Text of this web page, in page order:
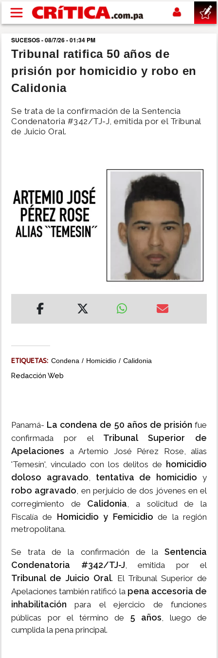
Pasar al contenido principal
buscar
SUCESOS
POLÍTICA
MUNDO
INSÓLITAS
SUCESOS - 08/7/26 - 01:34 PM
Tribunal ratifica 50 años de
prisión por homicidio y robo en
Calidonia
Se trata de la confirmación de la Sentencia
Condenatoria #342/TJ-J, emitida por el Tribunal
de Juicio Oral.
ETIQUETAS: Condena Homicidio Calidonia
Redacción Web
Panamá- La condena de 50 años de prisión fue
confirmada por el Tribunal Superior de
Apelaciones a Artemio José Pérez Rose, alias
'Temesín', vinculado con los delitos de homicidio
doloso agravado, tentativa de homicidio y
robo agravado, en perjuicio de dos jóvenes en el
corregimiento de Calidonia, a solicitud de la
Fiscalía de Homicidio y Femicidiode la región
metropolitana.
Se trata de la confirmación de la Sentencia
Condenatoria #342/TJ-J, emitida por el
Tribunal de Juicio Oral. El Tribunal Superior de
Apelaciones también ratificó la pena accesoria de
inhabilitación para el ejercicio de funciones
públicas por el término de 5 años, luego de
cumplida la pena principal.